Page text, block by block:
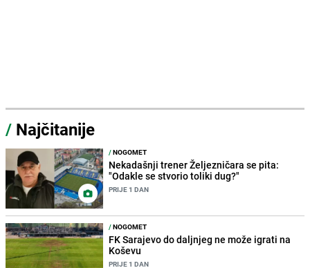
/ Najčitanije
/NOGOMET
Nekadašnji trener Željezničara se pita:
"Odakle se stvorio toliki dug?"
PRIJE 1 DAN
/NOGOMET
FK Sarajevo do daljnjeg ne može igrati na
Koševu
PRIJE 1 DAN